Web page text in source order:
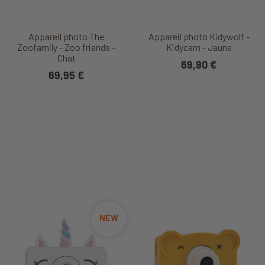
Appareil photo The
Zoofamily - Zoo friends -
Chat
69,95 €
Appareil photo Kidywolf -
Kidycam - Jaune
69,90 €
NEW